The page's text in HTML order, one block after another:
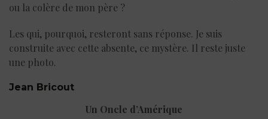
ou la colère de mon père ?
Les qui, pourquoi, resteront sans réponse. Je suis
construite avec cette absente, ce mystère. Il reste juste
une photo.
Jean Bricout
Un Oncle d’Amérique